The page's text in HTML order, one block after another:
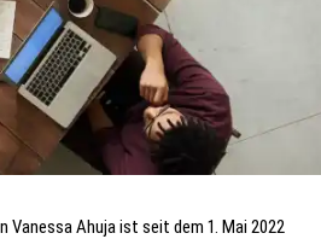
Vanessa Ahuja ist seit dem 1. Mai 2022